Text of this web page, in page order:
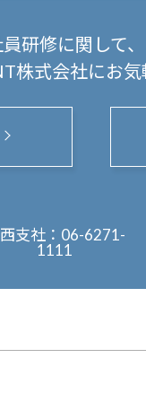
研修に関して、
株式会社にお気
支社： 06-6271-
1111